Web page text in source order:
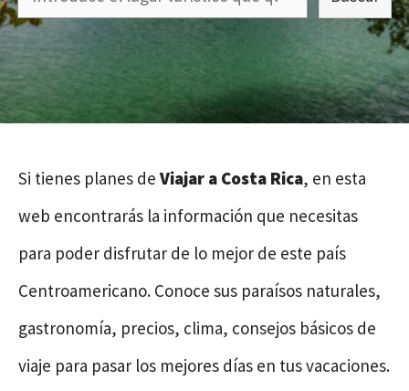
Si tienes planes de Viajar a Costa Rica, en esta
web encontrarás la información que necesitas
para poder disfrutar de lo mejor de este país
Centroamericano. Conoce sus paraísos naturales,
gastronomía, precios, clima, consejos básicos de
viaje para pasar los mejores días en tus vacaciones.